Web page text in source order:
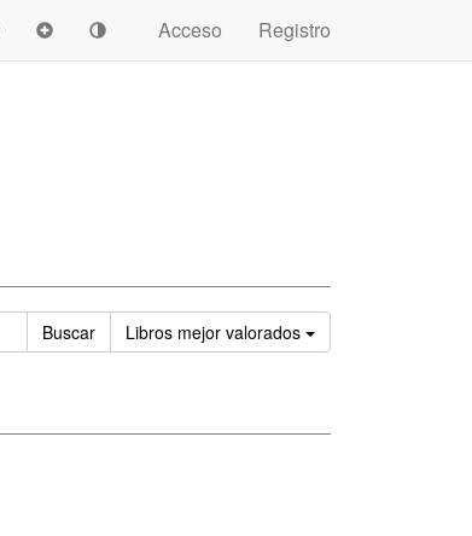
Acceso
Registro
Buscar Libros mejor valorados Ordenar